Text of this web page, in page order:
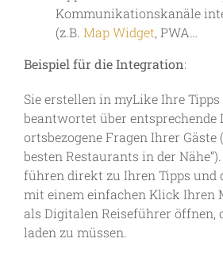
Kommunikationskanäle
(z.B. Map Widget, PWA…
Beispiel für die Integration:
Sie erstellen in myLike Ihre
beantwortet über entsprechende
ortsbezogene Fragen Ihrer Gäste
besten Restaurants in der
führen direkt zu Ihren Tipps und
mit einem einfachen Klick Ihren
als Digitalen Reiseführer öffnen,
laden zu müssen.